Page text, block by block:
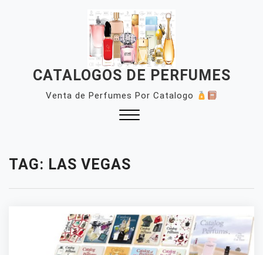
CATALOGOS DE PERFUMES
Venta de Perfumes Por Catalogo
TAG: LAS VEGAS